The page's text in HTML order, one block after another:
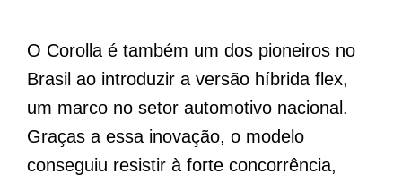
O Corolla é também um dos pioneiros no
Brasil ao introduzir a versão híbrida flex,
um marco no setor automotivo nacional.
Graças a essa inovação, o modelo
conseguiu resistir à forte concorrência,